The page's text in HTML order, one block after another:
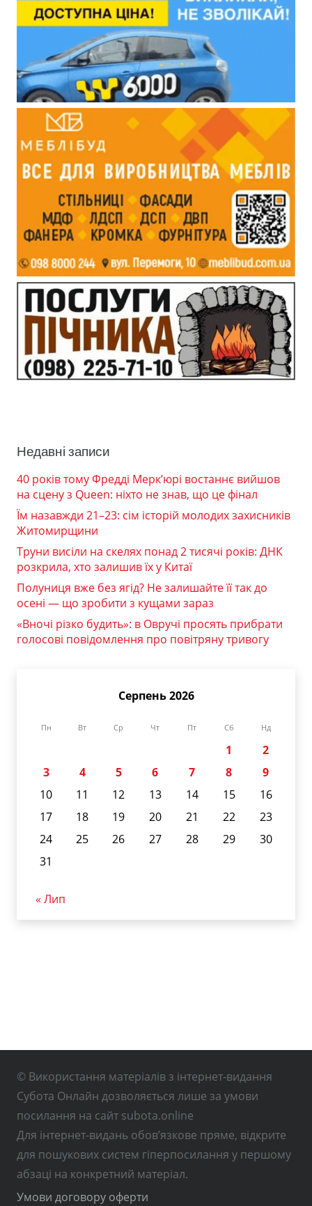
Недавні записи
40 років тому Фредді Мерк’юрі востаннє вийшов
на сцену з Queen: ніхто не знав, що це фінал
Їм назавжди 21–23: сім історій молодих захисників
Житомирщини
Труни висіли на скелях понад 2 тисячі років: ДНК
розкрила, хто залишив їх у Китаї
Полуниця вже без ягід? Не залишайте її так до
осені — що зробити з кущами зараз
«Вночі різко будить»: в Овручі просять прибрати
голосові повідомлення про повітряну тривогу
Серпень 2026
Пн Вт Ср Чт Пт Сб Нд
1
2
3
4 5 6 7 8
9
10
11 12 13 14 15
16
17
18 19 20 21 22
23
24
25 26 27 28 29
30
31
« Лип
© Використання матеріалів з інтернет-видання
Субота Онлайн дозволяється лише за умови
посилання на сайт subota.online
Для інтернет-видань обов’язкове пряме, відкрите
для пошукових систем гіперпосилання у першому
абзаці на конкретний матеріал.
Умови договору оферти